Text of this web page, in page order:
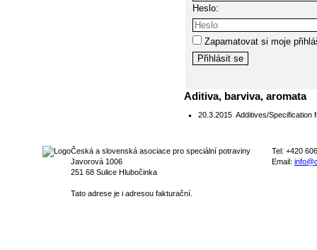
Heslo:
Zapamatovat si moje
Aditiva, barviva, aromata
20.3.2015 Additives/Specification
Česká a slovenská asociace pro speciální potraviny
Javorová 1006
251 68 Sulice Hlubočinka
Tato adrese je i adresou fakturační.
Tel: +420
Email: